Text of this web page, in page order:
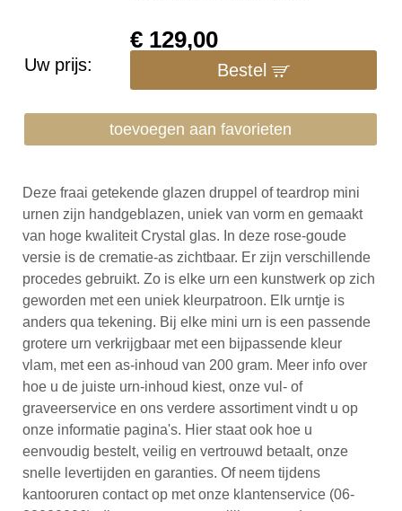
Uw prijs:
€ 129,00
Bestel
toevoegen aan favorieten
Deze fraai getekende glazen druppel of teardrop mini
urnen zijn handgeblazen, uniek van vorm en gemaakt
van hoge kwaliteit Crystal glas. In deze rose-goude
versie is de crematie-as zichtbaar. Er zijn verschillende
procedes gebruikt. Zo is elke urn een kunstwerk op zich
geworden met een uniek kleurpatroon. Elk urntje is
anders qua tekening. Bij elke mini urn is een passende
grotere urn verkrijgbaar met een bijpassende kleur
vlam, met een as-inhoud van 200 gram. Meer info over
hoe u de juiste urn-inhoud kiest, onze vul- of
graveerservice en ons verdere assortiment vindt u op
onze informatie pagina's. Hier staat ook hoe u
eenvoudig bestelt, veilig en vertrouwd betaalt, onze
snelle levertijden en garanties. Of neem tijdens
kantooruren contact op met onze klantenservice (06-